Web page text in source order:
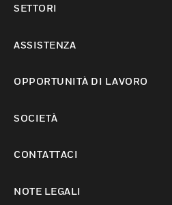
SETTORI
ASSISTENZA
OPPORTUNITÀ DI LAVORO
SOCIETÀ
CONTATTACI
NOTE LEGALI